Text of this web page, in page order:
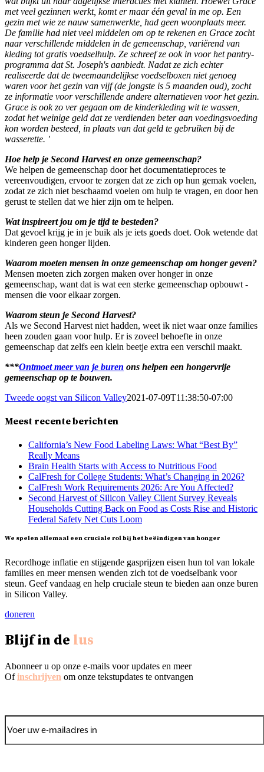
met veel gezinnen werkt, komt er maar één geval in me op. Een
gezin met wie ze nauw samenwerkte, had geen woonplaats meer.
De familie had niet veel middelen om op te rekenen en Grace zocht
naar verschillende middelen in de gemeenschap, variërend van
kleding tot gratis voedselhulp. Ze schreef ze ook in voor het pantry-
programma dat St. Joseph's aanbiedt. Nadat ze zich echter
realiseerde dat de tweemaandelijkse voedselboxen niet genoeg
waren voor het gezin van vijf (de jongste is 5 maanden oud), zocht
ze informatie voor verschillende andere alternatieven voor het gezin.
Grace is ook zo ver gegaan om de kinderkleding wit te wassen,
zodat het weinige geld dat ze verdienden beter aan voedingsvoeding
kon worden besteed, in plaats van dat geld te gebruiken bij de
wasserette. '
Hoe help je Second Harvest en onze gemeenschap?
We helpen de gemeenschap door het documentatieproces te
vereenvoudigen, ervoor te zorgen dat ze zich op hun gemak voelen,
zodat ze zich niet beschaamd voelen om hulp te vragen, en door hen
gerust te stellen dat we hier zijn om te helpen.
Wat inspireert jou om je tijd te besteden?
Dat gevoel krijg je in je buik als je iets goeds doet. Ook wetende dat
kinderen geen honger lijden.
Waarom moeten mensen in onze gemeenschap om honger geven?
Mensen moeten zich zorgen maken over honger in onze
gemeenschap, want dat is wat een sterke gemeenschap opbouwt -
mensen die voor elkaar zorgen.
Waarom steun je Second Harvest?
Als we Second Harvest niet hadden, weet ik niet waar onze families
heen zouden gaan voor hulp. Er is zoveel behoefte in onze
gemeenschap dat zelfs een klein beetje extra een verschil maakt.
***Ontmoet meer van je buren ons helpen een hongervrije
gemeenschap op te bouwen.
Tweede oogst van Silicon Valley2021-07-09T11:38:50-07:00
Meest recente berichten
California’s New Food Labeling Laws: What “Best By”
Really Means
Brain Health Starts with Access to Nutritious Food
CalFresh for College Students: What’s Changing in 2026?
CalFresh Work Requirements 2026: Are You Affected?
Second Harvest of Silicon Valley Client Survey Reveals
Households Cutting Back on Food as Costs Rise and Historic
Federal Safety Net Cuts Loom
We spelen allemaal een cruciale rol bij het beëindigen van honger
Recordhoge inflatie en stijgende gasprijzen eisen hun tol van lokale
families en meer mensen wenden zich tot de voedselbank voor
steun. Geef vandaag en help cruciale steun te bieden aan onze buren
in Silicon Valley.
doneren
Blijf in de lus
Abonneer u op onze e-mails voor updates en meer
Ofinschrijven om onze tekstupdates te ontvangen